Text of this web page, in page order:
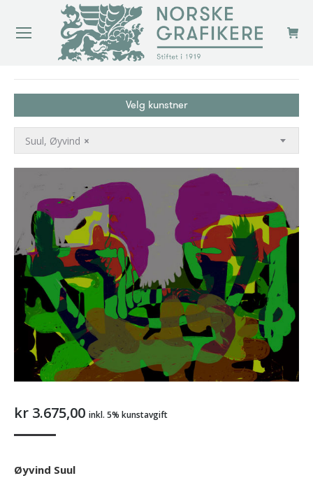
Velg kunstner
×
Suul, Øyvind
kr 3.675,00 inkl. 5% kunstavgift
Øyvind Suul